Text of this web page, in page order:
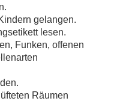
gelangen.
lesen.
Funken, offenen
Räumen